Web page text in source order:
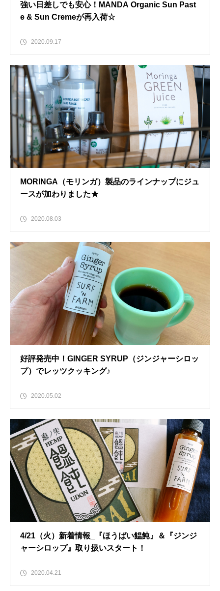
強い日差しでも安心！MANDA Organic Sun Past
e & Sun Cremeが再入荷☆
2020.09.17
MORINGA（モリンガ）製品のラインナップにジュ
ースが加わりました★
2020.08.03
好評発売中！GINGER SYRUP（ジンジャーシロッ
プ）でレッツクッキング♪
2020.05.02
4/21（火）新着情報_『ほうばい饂飩』＆『ジンジ
ャーシロップ』取り扱いスタート！
2020.04.21